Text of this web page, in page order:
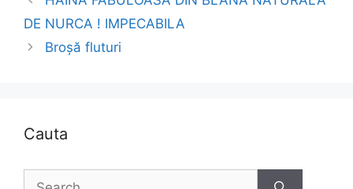
DE NURCA ! IMPECABILA
Broșă fluturi
Cauta
Search